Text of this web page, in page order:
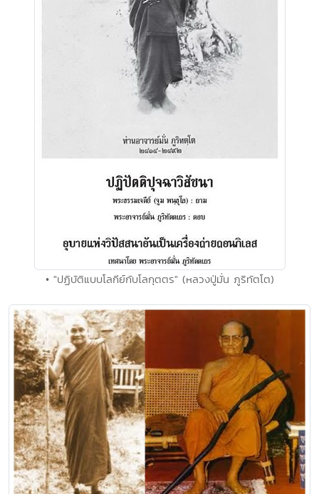
• "ปฏิบัติแบบโลกีย์กับโลกุตตร" (หลวงปู่มั่น ภูริทัตโต)